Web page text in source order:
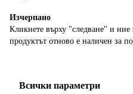
Изчерпанo
Кликнете върху "следване" и
продуктът отново е наличен за
Всички параметри